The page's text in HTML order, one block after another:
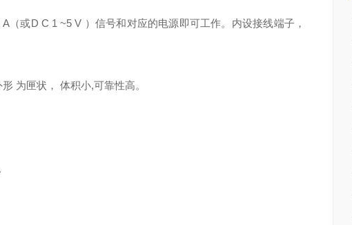
（或D C 1 ~5 V ）信号和对应的电源即可工作。内设接线端子，
为匣状， 体积小,可靠性高。